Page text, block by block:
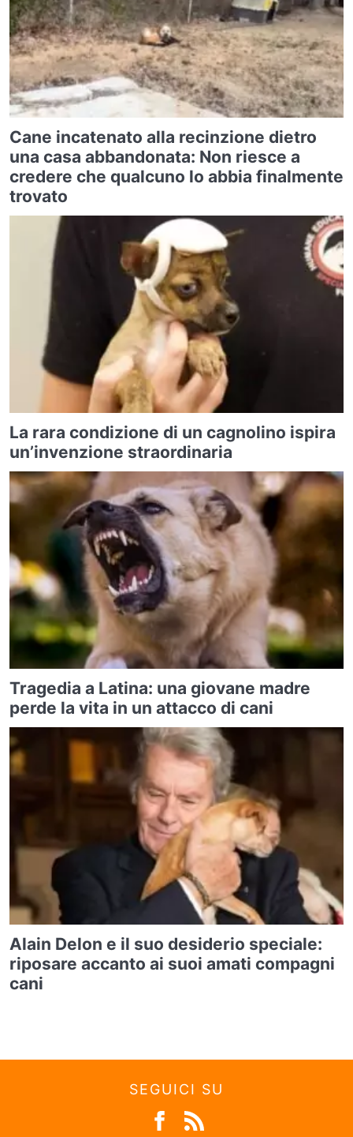
Cane incatenato alla recinzione dietro
una casa abbandonata: Non riesce a
credere che qualcuno lo abbia finalmente
trovato
La rara condizione di un cagnolino ispira
un’invenzione straordinaria
Tragedia a Latina: una giovane madre
perde la vita in un attacco di cani
Alain Delon e il suo desiderio speciale:
riposare accanto ai suoi amati compagni
cani
SEGUICI SU